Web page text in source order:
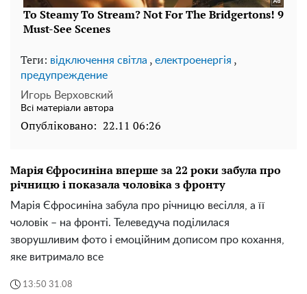
Теги: відключення світла , електроенергія ,
предупреждение
Игорь Верховский
Всі матеріали автора
Опубліковано: 22.11 06:26
Марія Єфросиніна вперше за 22 роки забула про
річницю і показала чоловіка з фронту
Марія Єфросиніна забула про річницю весілля, а її
чоловік – на фронті. Телеведуча поділилася
зворушливим фото і емоційним дописом про кохання,
яке витримало все
13:50 31.08